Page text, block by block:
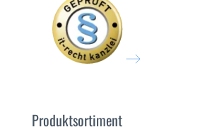
Produktsortiment